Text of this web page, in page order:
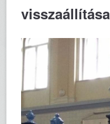
visszaállítása